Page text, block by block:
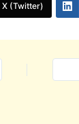
X (Twitter)